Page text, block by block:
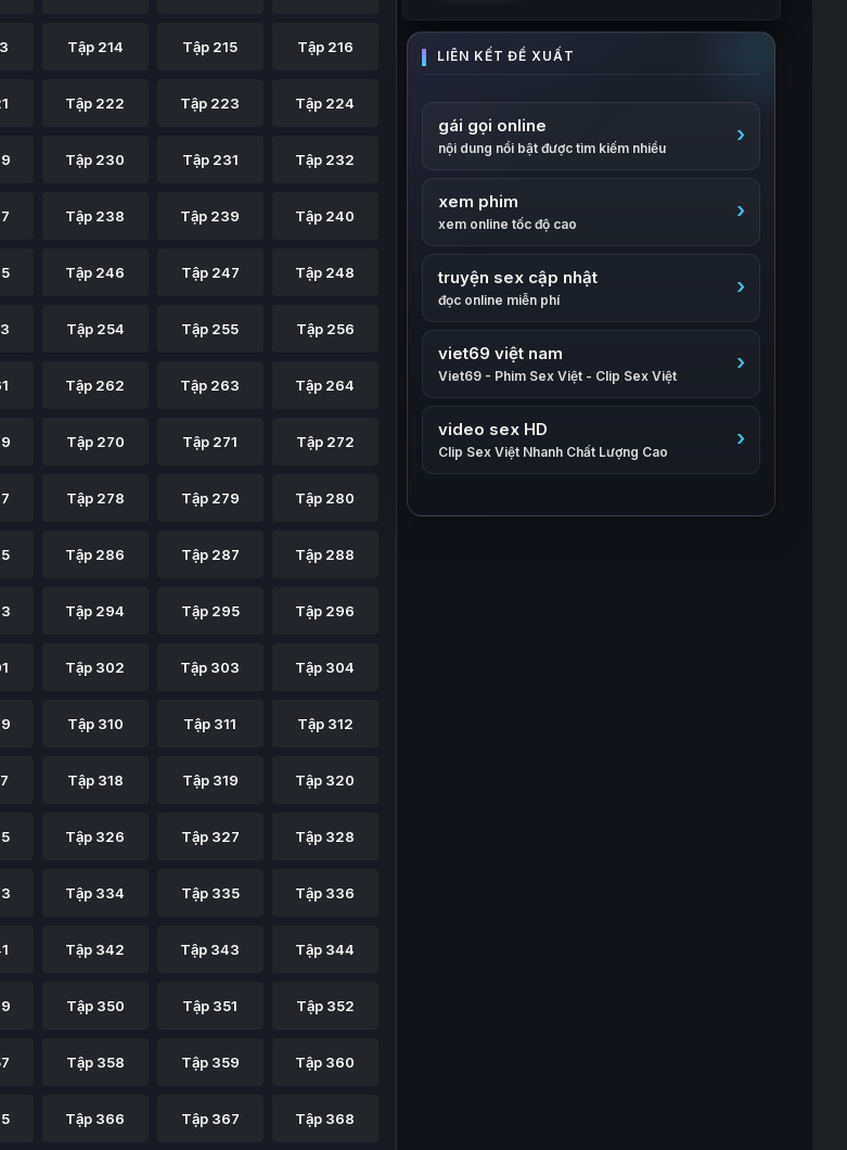
Tập 214 Tập 215 Tập 216
Tập 222 Tập 223 Tập 224
Tập 230 Tập 231 Tập 232
Tập 238 Tập 239 Tập 240
Tập 246 Tập 247 Tập 248
Tập 254 Tập 255 Tập 256
Tập 262 Tập 263 Tập 264
Tập 270 Tập 271 Tập 272
Tập 278 Tập 279 Tập 280
Tập 286 Tập 287 Tập 288
Tập 294 Tập 295 Tập 296
Tập 302 Tập 303 Tập 304
Tập 310 Tập 311 Tập 312
Tập 318 Tập 319 Tập 320
Tập 326 Tập 327 Tập 328
Tập 334 Tập 335 Tập 336
Tập 342 Tập 343 Tập 344
Tập 350 Tập 351 Tập 352
Tập 358 Tập 359 Tập 360
Tập 366 Tập 367 Tập 368
gái gọi online
nội dung nổi bật được tìm kiếm nhiều
xem phim
xem online tốc độ cao
truyện sex cập nhật
đọc online miễn phí
viet69 việt nam
Viet69 - Phim Sex Việt - Clip Sex Việt
video sex HD
Clip Sex Việt Nhanh Chất Lượng Cao